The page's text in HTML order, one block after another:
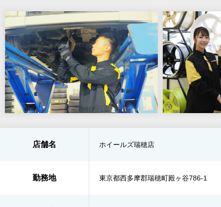
店舗名 ホイールズ瑞穂店
勤務地 東京都西多摩郡瑞穂町殿ヶ谷786-1